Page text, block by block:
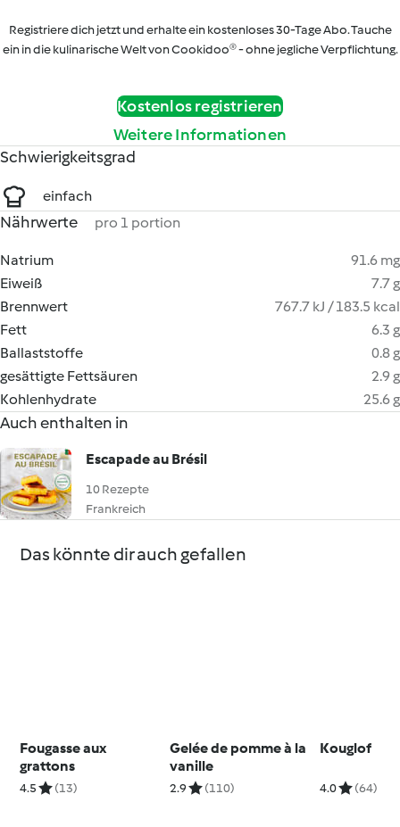
Registriere dich jetzt und erhalte ein kostenloses 30-Tage Abo. Tauche
ein in die kulinarische Welt von Cookidoo® - ohne jegliche Verpflichtung.
Kostenlos registrieren
Weitere Informationen
Schwierigkeitsgrad
einfach
Nährwerte pro 1 portion
Natrium
91.6 mg
Eiweiß
7.7 g
Brennwert
767.7 kJ / 183.5 kcal
Fett
6.3 g
Ballaststoffe
0.8 g
gesättigte Fettsäuren
2.9 g
Kohlenhydrate
25.6 g
Auch enthalten in
Escapade au Brésil
10 Rezepte
Frankreich
Das könnte dir auch gefallen
Fougasse aux
grattons
4.5 (13)
Gelée de pomme à la
vanille
2.9 (110)
Kouglof
4.0 (64)